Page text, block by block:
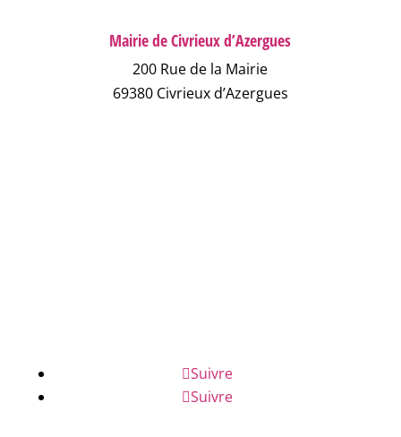
Mairie de Civrieux d’Azergues
200 Rue de la Mairie
69380 Civrieux d’Azergues
Suivre
Suivre